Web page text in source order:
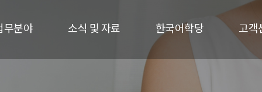
무분야 소식 및 자료 한국어학당 고객